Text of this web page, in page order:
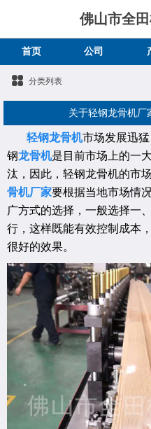
佛山市全
首页 公司
分类列表
关于轻钢龙骨机厂
轻钢龙骨机市场发展迅
钢龙骨机是目前市场上的一
汰，因此，轻钢龙骨机的市
骨机厂家要根据当地市场情
广方式的选择，一般选择一
行，这样既能有效控制成本
很好的效果。